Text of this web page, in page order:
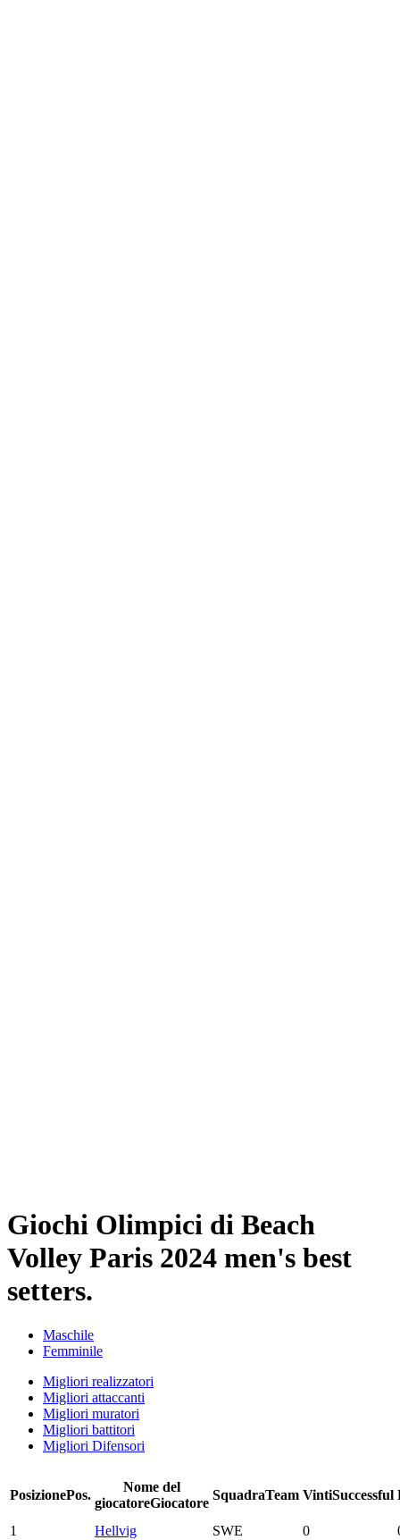
Giochi Olimpici di Beach
Volley Paris 2024 men's best
setters.
Maschile
Femminile
Migliori realizzatori
Migliori attaccanti
Migliori muratori
Migliori battitori
Migliori Difensori
PosizionePos.
Nome del
giocatoreGiocatore
SquadraTeam VintiSuccessful
1 Hellvig SWE 0